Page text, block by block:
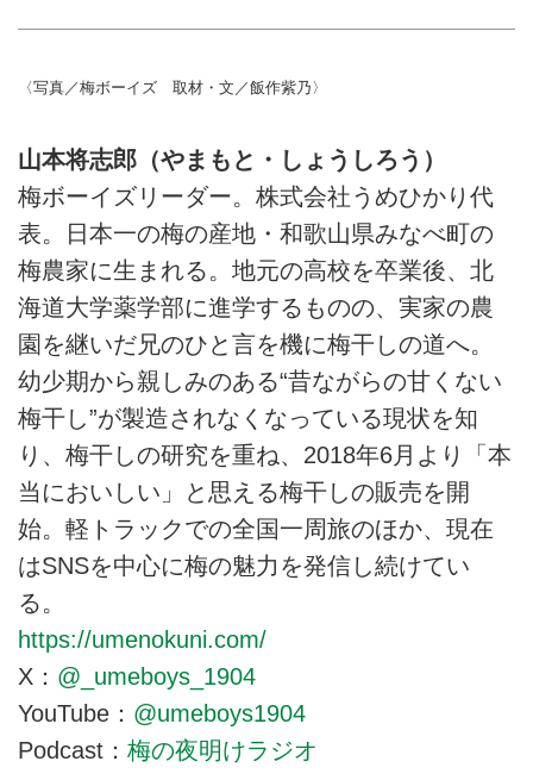
〈写真／梅ボーイズ 取材・文／飯作紫乃〉
山本将志郎（やまもと・しょうしろう）
梅ボーイズリーダー。株式会社うめひかり代
表。日本一の梅の産地・和歌山県みなべ町の
梅農家に生まれる。地元の高校を卒業後、北
海道大学薬学部に進学するものの、実家の農
園を継いだ兄のひと言を機に梅干しの道へ。
幼少期から親しみのある“昔ながらの甘くない
梅干し”が製造されなくなっている現状を知
り、梅干しの研究を重ね、2018年6月より「本
当においしい」と思える梅干しの販売を開
始。軽トラックでの全国一周旅のほか、現在
はSNSを中心に梅の魅力を発信し続けてい
る。
https://umenokuni.com/
X： @_umeboys_1904
YouTube： @umeboys1904
Podcast： 梅の夜明けラジオ